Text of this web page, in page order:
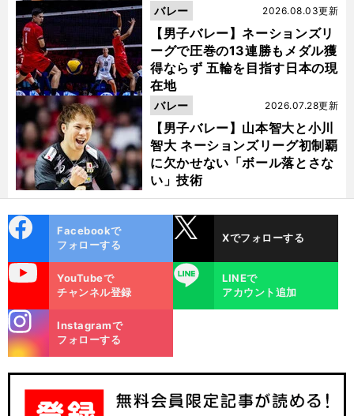
【男子バレー】ネーションズリ
ーグで圧巻の13連勝もメダル獲
得ならず 五輪を目指す日本の現
在地
2026.08.03更新
バレー
【男子バレー】山本智大と小川
智大 ネーションズリーグ初制覇
に欠かせない「ボール落とさな
い」技術
2026.07.28更新
バレー
ok
Facebookで
フォローする
Xでフォローする
YouTubeで
チャンネル登録
LINE
LINEで
アカウント追加
m
Instagramで
フォローする